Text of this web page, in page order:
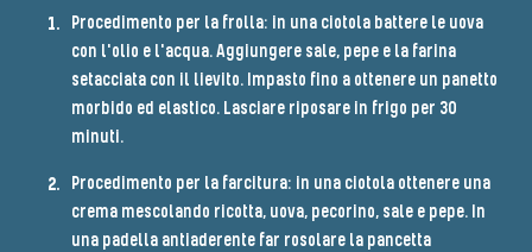
Procedimento per la frolla: in una ciotola battere le uova
con l'olio e l'acqua. Aggiungere sale, pepe e la farina
setacciata con il lievito. Impasto fino a ottenere un panetto
morbido ed elastico. Lasciare riposare in frigo per 30
minuti.
Procedimento per la farcitura: in una ciotola ottenere una
crema mescolando ricotta, uova, pecorino, sale e pepe. In
una padella antiaderente far rosolare la pancetta